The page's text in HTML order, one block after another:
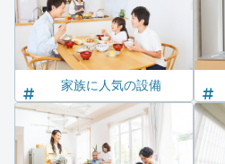
家族に人気の設備